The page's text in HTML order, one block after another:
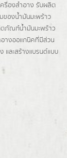
รื่องสำอาง รับผลิต
ของน้ำมันมะพร้าว
ตภัณฑ์น้ำมันมะพร้าว
อางออแกนิคที่มีส่วน
และสร้างแบรนด์แบบ